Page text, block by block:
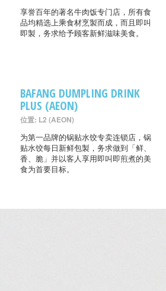
享誉百年的著名牛肉饭专门店，所有食
品均精选上乘食材烹製而成，而且即叫
即製，务求给予顾客新鲜滋味美食。
BAFANG DUMPLING DRINK
PLUS (AEON)
位置: L2 (AEON)
为第一品牌的锅贴水饺专卖连锁店，锅
贴水饺每日新鲜包製，务求做到「鲜、
香、脆」并以客人享用即叫即煎煮的美
食为首要目标。